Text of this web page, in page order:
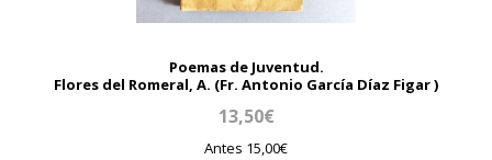
Poemas de Juventud.
Flores del Romeral, A. (Fr. Antonio García Díaz Figar )
13,50€
Antes 15,00€